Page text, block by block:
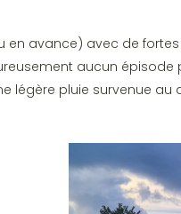
avance) avec de
aucun épisode
pluie survenue au